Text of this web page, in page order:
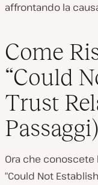
affrontando la
Come
“Could
Trust
Passaggi)
Ora che conoscete
“Could Not